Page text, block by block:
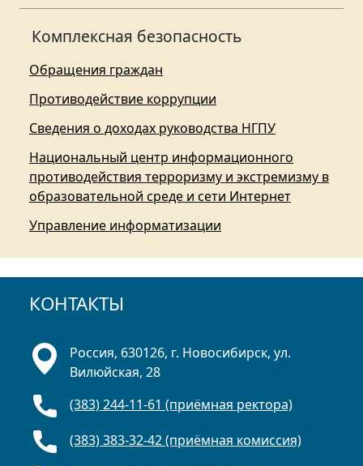
Комплексная безопасность
Обращения граждан
Противодействие коррупции
Сведения о доходах руководства НГПУ
Национальный центр информационного
противодействия терроризму и экстремизму в
образовательной среде и сети Интернет
Управление информатизации
КОНТАКТЫ
Россия, 630126, г. Новосибирск, ул.
Вилюйская, 28
(383) 244-11-61 (приёмная ректора)
(383) 383-32-42 (приёмная комиссия)